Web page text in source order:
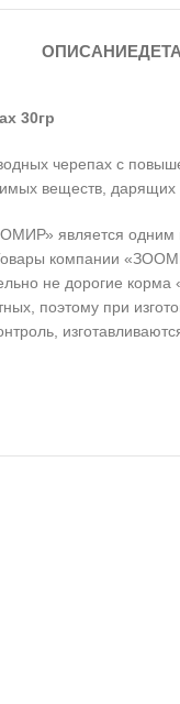
ОПИСАНИЕ
30гр
черепах с
веществ,
является одним
компании
не дорогие
поэтому при